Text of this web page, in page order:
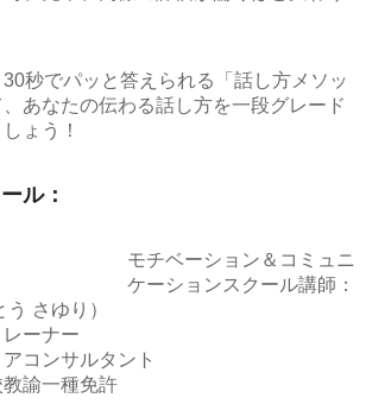
30秒でパッと答えられる「話し方メソッ
あなたの伝わる話し方を一段グレード
ょう！
ル：
モチベーション＆コミュニ
ケーションスクール講師：
さゆり）
レーナー
コンサルタント
教諭一種免許